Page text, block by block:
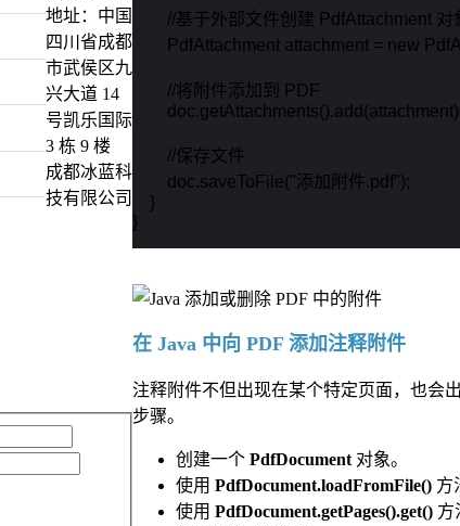
//基于外部文件创建 PdfAttachment 对
PdfAttachment attachment = new
        //将附件添加到 PDF
        //保存文件
        doc.saveToFile("添加附件.pdf");
    }
}
在 Java 中向 PDF 添加注释附件
注释附件不但出现在某个特定页面，也会
步骤。
创建一个 PdfDocument 对象。
使用 PdfDocument.loadFromFile() 方
使用 PdfDocument.getPages().get() 方
地址：中国
四川省成都
市武侯区九
兴大道 14
号凯乐国际
3 栋 9 楼
成都冰蓝科
技有限公司